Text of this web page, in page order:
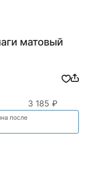
матовый
3 185 ₽
после